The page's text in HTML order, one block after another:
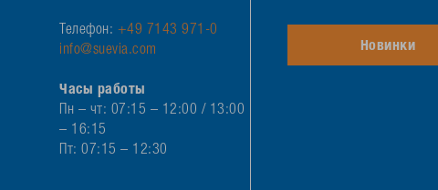
Телефон: +49 7143 971-0
info@suevia.com
Часы работы
Пн – чт: 07:15 – 12:00 / 13:00
– 16:15
Пт: 07:15 – 12:30
Новинки